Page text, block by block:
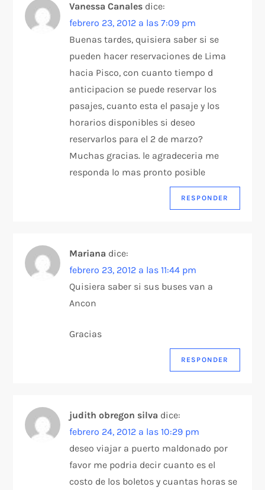
Vanessa Canales dice:
febrero 23, 2012 a las 7:09 pm
Buenas tardes, quisiera saber si se
pueden hacer reservaciones de Lima
hacia Pisco, con cuanto tiempo d
anticipacion se puede reservar los
pasajes, cuanto esta el pasaje y los
horarios disponibles si deseo
reservarlos para el 2 de marzo?
Muchas gracias. le agradeceria me
responda lo mas pronto posible
RESPONDER
Mariana dice:
febrero 23, 2012 a las 11:44 pm
Quisiera saber si sus buses van a
Ancon
Gracias
RESPONDER
judith obregon silva dice:
febrero 24, 2012 a las 10:29 pm
deseo viajar a puerto maldonado por
favor me podria decir cuanto es el
costo de los boletos y cuantas horas se